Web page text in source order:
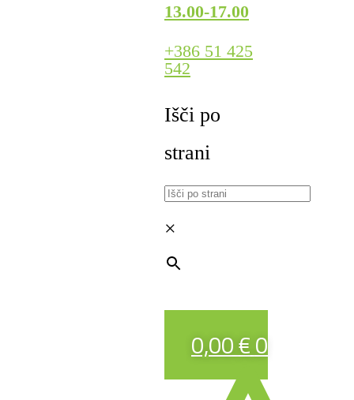
13.00-17.00
+386 51 425
542
Išči po
strani
×
0,00€0